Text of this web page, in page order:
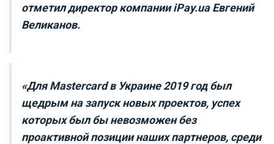
отметил директор компании iPay.ua Евгений
Великанов.
«Для Mastercard в Украине 2019 год был
щедрым на запуск новых проектов, успех
которых был бы невозможен без
проактивной позиции наших партнеров, среди